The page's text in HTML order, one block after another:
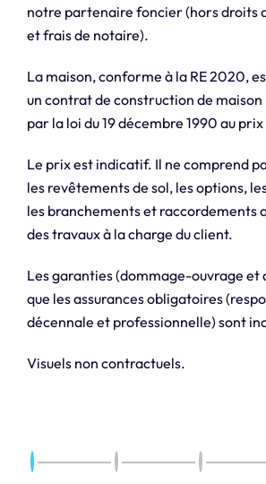
notre partenaire foncier (hors droits
et frais de notaire).
La maison, conforme à la RE 2020,
un contrat de construction de
par la loi du 19 décembre 1990 au prix
Le prix est indicatif. Il ne comprend
les revêtements de sol, les options,
les branchements et raccordements
des travaux à la charge du client.
Les garanties (dommage-ouvrage et
que les assurances obligatoires
décennale et professionnelle) sont
Visuels non contractuels.